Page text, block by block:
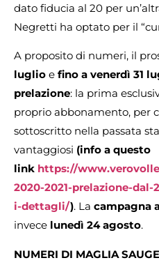
dato fiducia al 20 per
Negretti ha optato per il
A proposito di numeri, il
luglio e fino a venerdì 31
prelazione: la prima
proprio abbonamento, per
sottoscritto nella passata
vantaggiosi (info a questo
link https://
2020-2021-prelazione-
i-dettagli/). La campagna
invece lunedì 24 agosto.
NUMERI DI MAGLIA